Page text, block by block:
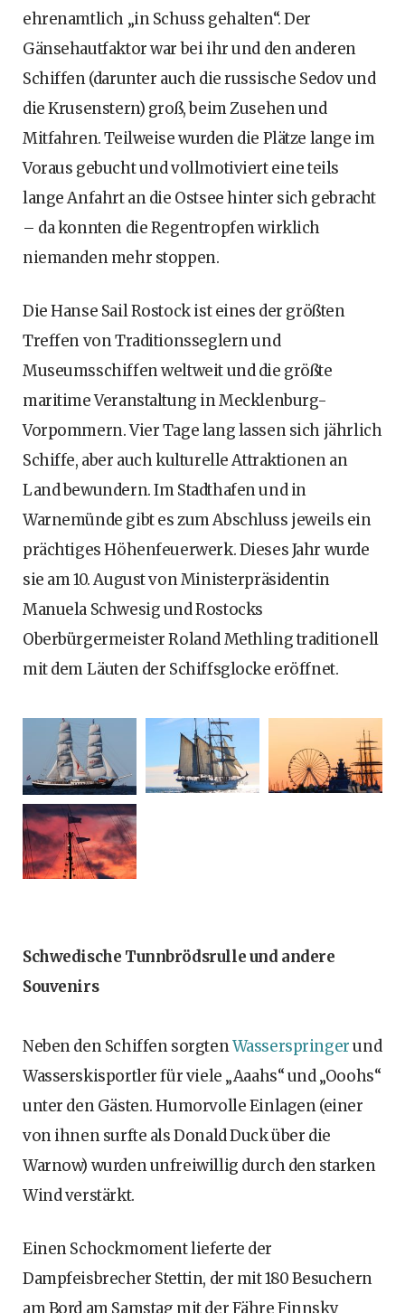
ehrenamtlich „in Schuss gehalten“. Der
Gänsehautfaktor war bei ihr und den anderen
Schiffen (darunter auch die russische Sedov und
die Krusenstern) groß, beim Zusehen und
Mitfahren. Teilweise wurden die Plätze lange im
Voraus gebucht und vollmotiviert eine teils
lange Anfahrt an die Ostsee hinter sich gebracht
– da konnten die Regentropfen wirklich
niemanden mehr stoppen.
Die Hanse Sail Rostock ist eines der größten
Treffen von Traditionsseglern und
Museumsschiffen weltweit und die größte
maritime Veranstaltung in Mecklenburg-
Vorpommern. Vier Tage lang lassen sich jährlich
Schiffe, aber auch kulturelle Attraktionen an
Land bewundern. Im Stadthafen und in
Warnemünde gibt es zum Abschluss jeweils ein
prächtiges Höhenfeuerwerk. Dieses Jahr wurde
sie am 10. August von Ministerpräsidentin
Manuela Schwesig und Rostocks
Oberbürgermeister Roland Methling traditionell
mit dem Läuten der Schiffsglocke eröffnet.
Schwedische Tunnbrödsrulle und andere
Souvenirs
Neben den Schiffen sorgtenWasserspringerund
Wasserskisportler für viele „Aaahs“ und „Ooohs“
unter den Gästen. Humorvolle Einlagen (einer
von ihnen surfte als Donald Duck über die
Warnow) wurden unfreiwillig durch den starken
Wind verstärkt.
Einen Schockmoment lieferte der
Dampfeisbrecher Stettin, der mit 180 Besuchern
am Bord am Samstag mit der Fähre Finnsky